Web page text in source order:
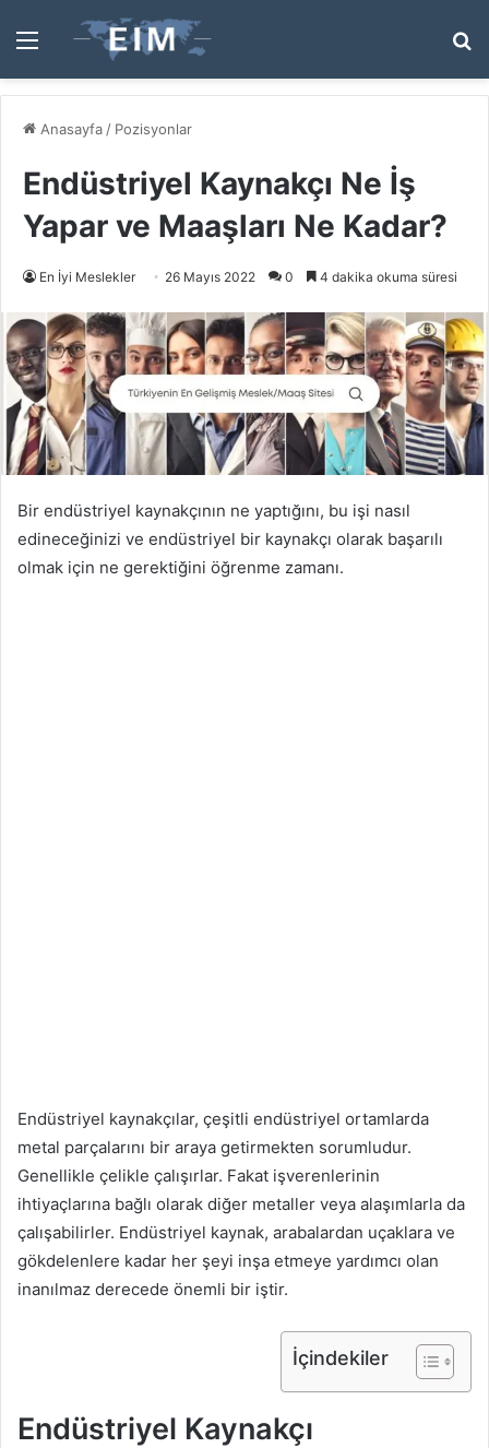
Menü
...
Anasayfa / Pozisyonlar
Endüstriyel Kaynakçı Ne İş
Yapar ve Maaşları Ne Kadar?
En İyi Meslekler 26 Mayıs 2022 0 4 dakika okuma süresi
Bir endüstriyel kaynakçının ne yaptığını, bu işi nasıl
edineceğinizi ve endüstriyel bir kaynakçı olarak başarılı
olmak için ne gerektiğini öğrenme zamanı.
Endüstriyel kaynakçılar, çeşitli endüstriyel ortamlarda
metal parçalarını bir araya getirmekten sorumludur.
Genellikle çelikle çalışırlar. Fakat işverenlerinin
ihtiyaçlarına bağlı olarak diğer metaller veya alaşımlarla da
çalışabilirler. Endüstriyel kaynak, arabalardan uçaklara ve
gökdelenlere kadar her şeyi inşa etmeye yardımcı olan
inanılmaz derecede önemli bir iştir.
İçindekiler
Endüstriyel Kaynakçı